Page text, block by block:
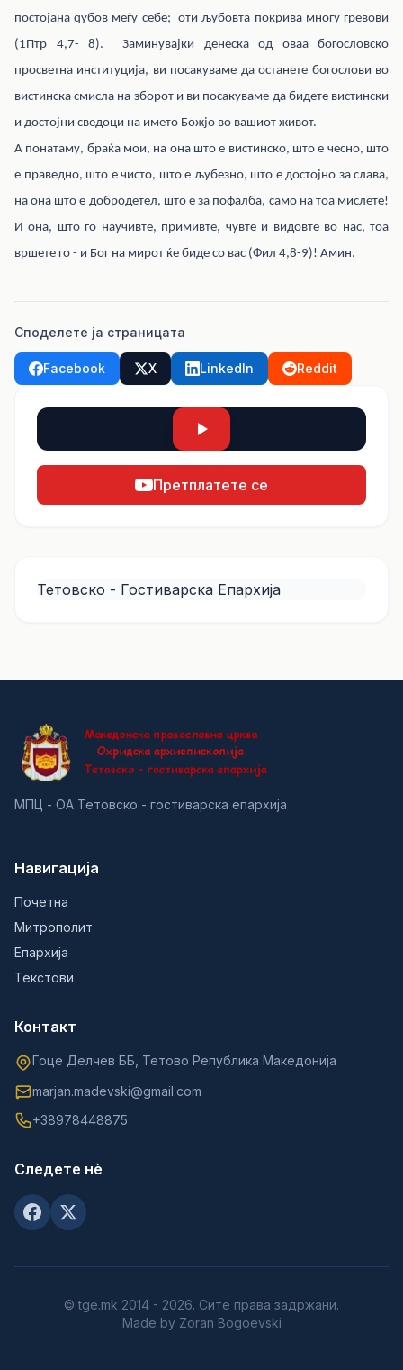
постојана qубов меѓу себе; оти љубовта покрива многу гревови
(1Птр 4,7- 8). Заминувајки денеска од оваа богословско
просветна институција, ви посакуваме да останете богослови во
вистинска смисла на зборот и ви посакуваме да бидете вистински
и достојни сведоци на името Божјо во вашиот живот.
А понатаму, браќа мои, на она што е вистинско, што е чесно, што
е праведно, што е чисто, што е љубезно, што е достојно за слава,
на она што е добродетел, што е за пофалба, само на тоа мислете!
И она, што го научивте, примивте, чувте и видовте во нас, тоа
вршете го - и Бог на мирот ќе биде со вас (Фил 4,8-9)! Амин.
Споделете ја страницата
Facebook X LinkedIn Reddit
Претплатете се
Тетовско - Гостиварска Епархија
МПЦ - ОА Тетовско - гостиварска епархија
Навигација
Почетна
Митрополит
Епархија
Текстови
Контакт
Гоце Делчев ББ, Тетово Република Македонија
marjan.madevski@gmail.com
+38978448875
Следете нè
© tge.mk 2014 - 2026. Сите права задржани.
Made by Zoran Bogoevski